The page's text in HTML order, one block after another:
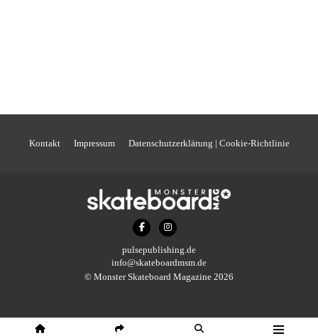
Kontakt Impressum Datenschutzerklärung | Cookie-Richtlinie
pulsepublishing.de
info@skateboardmsm.de
© Monster Skateboard Magazine 2026